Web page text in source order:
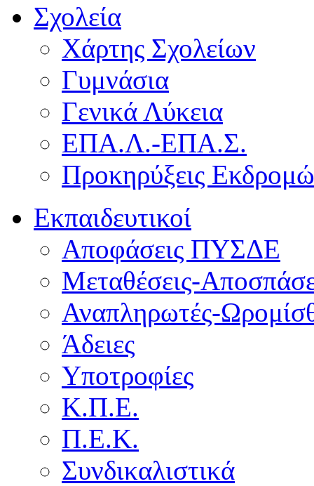
Σχολεία
Χάρτης Σχολείων
Γυμνάσια
Γενικά Λύκεια
ΕΠΑ.Λ.-ΕΠΑ.Σ.
Προκηρύξεις
Εκπαιδευτικοί
Αποφάσεις ΠΥΣΔΕ
Μεταθέσεις-
Αναπληρωτές-
Άδειες
Υποτροφίες
Κ.Π.Ε.
Π.Ε.Κ.
Συνδικαλιστικά